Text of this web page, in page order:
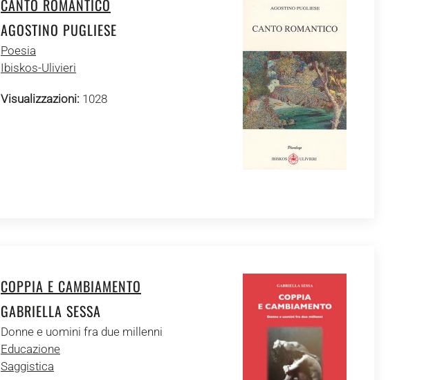
CANTO ROMANTICO
AGOSTINO PUGLIESE
Poesia
Ibiskos-Ulivieri
Visualizzazioni: 1028
COPPIA E CAMBIAMENTO
GABRIELLA SESSA
Donne e uomini fra due millenni
Educazione
Saggistica